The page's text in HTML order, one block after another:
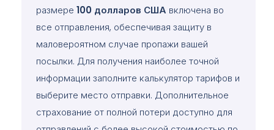
размере 100 долларов США включена во
все отправления, обеспечивая защиту в
маловероятном случае пропажи вашей
посылки. Для получения наиболее точной
информации заполните калькулятор тарифов и
выберите место отправки. Дополнительное
страхование от полной потери доступно для